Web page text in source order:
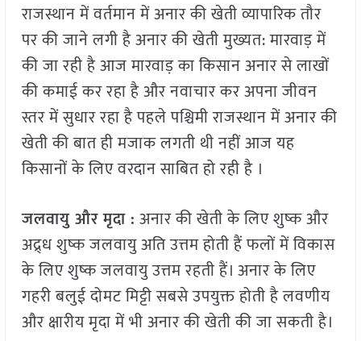
राजस्थान में वर्तमान में अनार की खेती व्यापारिक तौर
पर की जाने लगी है अनार की खेती मुख्यत: मारवाड़ में
की जा रही है आज मारवाड़ का किसान अनार से लाखों
की कमाई कर रहा है और नवाचार कर अपना जीवन
स्तर में सुधार रहा है पहले पश्चिमी राजस्थान में अनार की
खेती की बात ही मजाक लगती थी नहीं आज यह
किसानों के लिए वरदान साबित हो रही है ।
जलवायु और मृदा : अनार की खेती के लिए शुष्क और
अद्र्ध शुष्क जलवायु अति उत्तम होती हैं फलों में विकास
के लिए शुष्क जलवायु उत्तम रहती हैं। अनार के लिए
गहरी बलुई दोमट मिट्टी सबसे उपयुक्त होती है लवणीय
और क्षारीय मृदा में भी अनार की खेती की जा सकती है।